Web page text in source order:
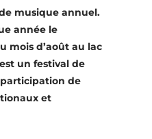
musique annuel.
année le
mois d’août au lac
un festival de
de
et